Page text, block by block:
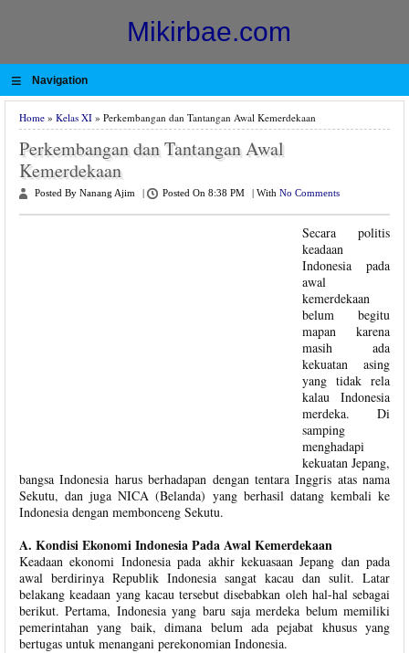
Mikirbae.com
≡ Navigation
Home » Kelas XI » Perkembangan dan Tantangan Awal Kemerdekaan
Perkembangan dan Tantangan Awal
Kemerdekaan
Posted By Nanang Ajim Posted On 8:38 PM With No Comments
Secara politis
keadaan
Indonesia pada
awal
kemerdekaan
belum begitu
mapan karena
masih ada
kekuatan asing
yang tidak rela
kalau Indonesia
merdeka. Di
samping
menghadapi
kekuatan Jepang,
bangsa Indonesia harus berhadapan dengan tentara Inggris atas nama
Sekutu, dan juga NICA (Belanda) yang berhasil datang kembali ke
Indonesia dengan membonceng Sekutu.
A. Kondisi Ekonomi Indonesia Pada Awal Kemerdekaan
Keadaan ekonomi Indonesia pada akhir kekuasaan Jepang dan pada
awal berdirinya Republik Indonesia sangat kacau dan sulit. Latar
belakang keadaan yang kacau tersebut disebabkan oleh hal-hal sebagai
berikut. Pertama, Indonesia yang baru saja merdeka belum memiliki
pemerintahan yang baik, dimana belum ada pejabat khusus yang
bertugas untuk menangani perekonomian Indonesia.